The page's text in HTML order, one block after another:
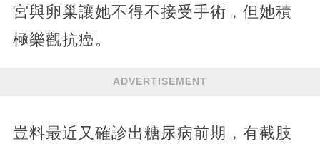
宮與卵巢讓她不得不接受手術，但她積
極樂觀抗癌。
ADVERTISEMENT
豈料最近又確診出糖尿病前期，有截肢